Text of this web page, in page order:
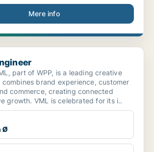
Mere info
part of WPP, is a leading creative
brand experience, customer
commerce, creating connected
growth. VML is celebrated for its i..
Ø